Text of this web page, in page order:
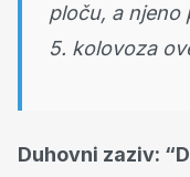
ploču, a njeno
5. kolovoza
Duhovni zaziv: